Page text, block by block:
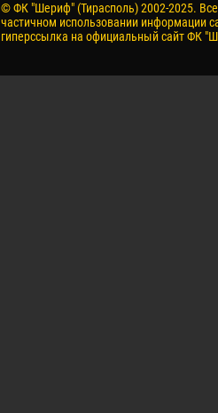
© ФК "Шериф" (Тирасполь) 2002-2025.
частичном использовании информации
гиперссылка на официальный сайт ФК